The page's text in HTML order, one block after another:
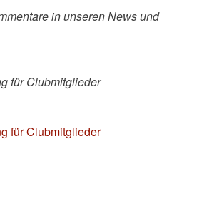
in unseren News und
für Clubmitglieder
für Clubmitglieder